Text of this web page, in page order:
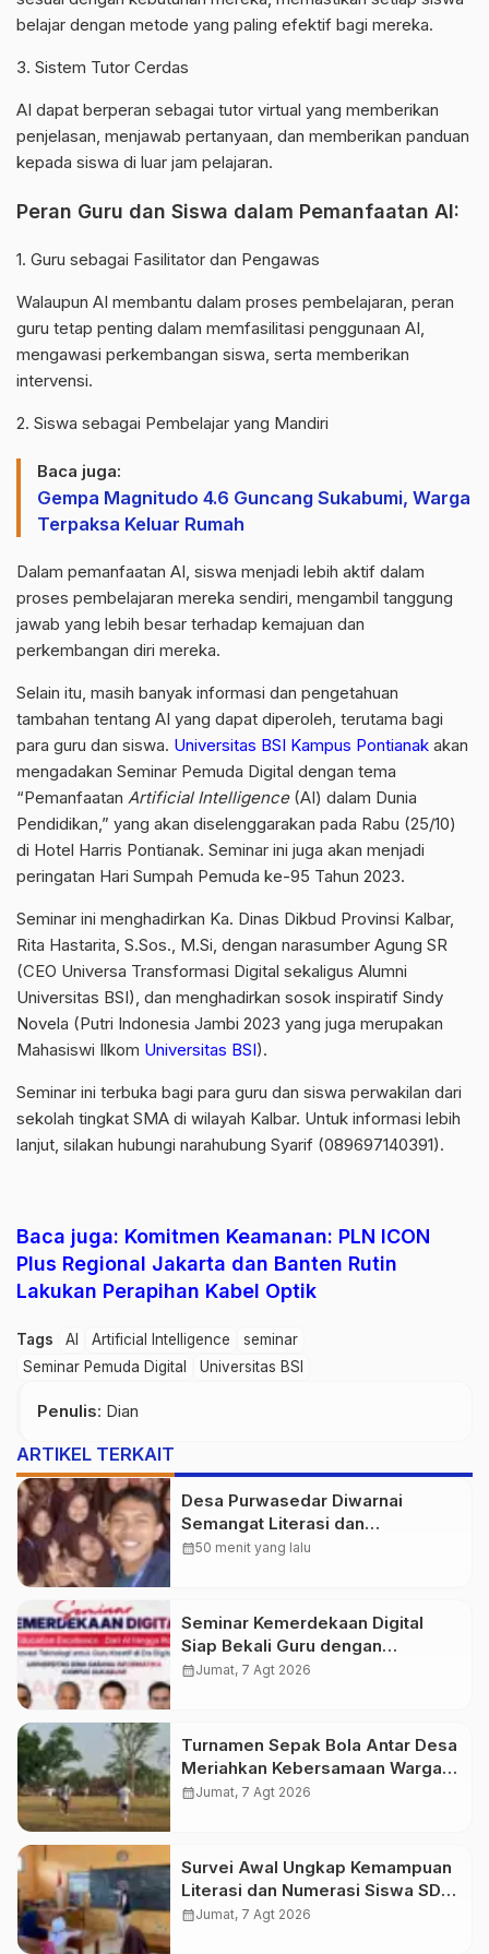
belajar dengan metode yang paling efektif bagi mereka.
3. Sistem Tutor Cerdas
AI dapat berperan sebagai tutor virtual yang memberikan
penjelasan, menjawab pertanyaan, dan memberikan panduan
kepada siswa di luar jam pelajaran.
Peran Guru dan Siswa dalam Pemanfaatan AI:
1. Guru sebagai Fasilitator dan Pengawas
Walaupun AI membantu dalam proses pembelajaran, peran
guru tetap penting dalam memfasilitasi penggunaan AI,
mengawasi perkembangan siswa, serta memberikan
intervensi.
2. Siswa sebagai Pembelajar yang Mandiri
Baca juga:
Gempa Magnitudo 4.6 Guncang Sukabumi, Warga
Terpaksa Keluar Rumah
Dalam pemanfaatan AI, siswa menjadi lebih aktif dalam
proses pembelajaran mereka sendiri, mengambil tanggung
jawab yang lebih besar terhadap kemajuan dan
perkembangan diri mereka.
Selain itu, masih banyak informasi dan pengetahuan
tambahan tentang AI yang dapat diperoleh, terutama bagi
para guru dan siswa. Universitas BSI Kampus Pontianak akan
mengadakan Seminar Pemuda Digital dengan tema
“Pemanfaatan Artificial Intelligence(AI) dalam Dunia
Pendidikan,” yang akan diselenggarakan pada Rabu (25/10)
di Hotel Harris Pontianak. Seminar ini juga akan menjadi
peringatan Hari Sumpah Pemuda ke-95 Tahun 2023.
Seminar ini menghadirkan Ka. Dinas Dikbud Provinsi Kalbar,
Rita Hastarita, S.Sos., M.Si, dengan narasumber Agung SR
(CEO Universa Transformasi Digital sekaligus Alumni
Universitas BSI), dan menghadirkan sosok inspiratif Sindy
Novela (Putri Indonesia Jambi 2023 yang juga merupakan
Mahasiswi Ilkom Universitas BSI).
Seminar ini terbuka bagi para guru dan siswa perwakilan dari
sekolah tingkat SMA di wilayah Kalbar. Untuk informasi lebih
lanjut, silakan hubungi narahubung Syarif (089697140391).
Baca juga: Komitmen Keamanan: PLN ICON
Plus Regional Jakarta dan Banten Rutin
Lakukan Perapihan Kabel Optik
Tags AI Artificial Intelligence
seminar
Seminar Pemuda Digital
Universitas BSI
Penulis: Dian
ARTIKEL TERKAIT
Desa Purwasedar Diwarnai
Semangat Literasi dan
Nasionalisme
calendar_month50 menit yang lalu
Seminar Kemerdekaan Digital
Siap Bekali Guru dengan
Wawasan AI hingga Robotika di
calendar_monthJumat, 7 Agt 2026
Turnamen Sepak Bola Antar Desa
Meriahkan Kebersamaan Warga
Purwasedar
calendar_monthJumat, 7 Agt 2026
Survei Awal Ungkap Kemampuan
Literasi dan Numerasi Siswa SDN
Simpenan
calendar_monthJumat, 7 Agt 2026